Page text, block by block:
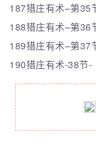
187猎庄有术–第35
188猎庄有术–第36
189猎庄有术–第37
190猎庄有术-38节-